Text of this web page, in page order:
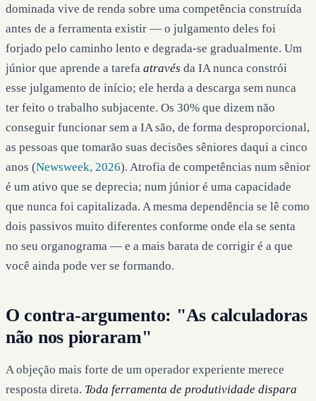
dominada vive de renda sobre uma competência construída
antes de a ferramenta existir — o julgamento deles foi
forjado pelo caminho lento e degrada-se gradualmente. Um
júnior que aprende a tarefa através da IA nunca constrói
esse julgamento de início; ele herda a descarga sem nunca
ter feito o trabalho subjacente. Os 30% que dizem não
conseguir funcionar sem a IA são, de forma desproporcional,
as pessoas que tomarão suas decisões sêniores daqui a cinco
anos (Newsweek, 2026). Atrofia de competências num sênior
é um ativo que se deprecia; num júnior é uma capacidade
que nunca foi capitalizada. A mesma dependência se lê como
dois passivos muito diferentes conforme onde ela se senta
no seu organograma — e a mais barata de corrigir é a que
você ainda pode ver se formando.
O contra-argumento: "As calculadoras
não nos pioraram"
A objeção mais forte de um operador experiente merece
resposta direta. Toda ferramenta de produtividade dispara